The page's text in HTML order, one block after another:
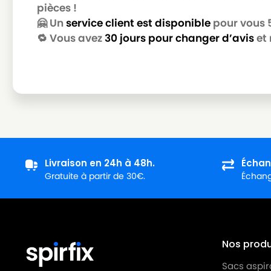
ROWENTA
ROWENTA ARTEC 2 RO4134
ROWENTA
ROWENTA ARTEC 2 RO4135
ROWENTA
ROWENTA ARTEC 2 RO4141
ROWENTA
ROWENTA ARTEC 2 RO4142
ROWENTA
ROWENTA ARTEC 2 RO4144
pièces !
🤗 Un service client est disponible pour vous
🔁 Vous avez30 jours pour changer d’aviset
Livraison en 24h à 48h.
Gratuite à partir de 30€.
Nos
Sacs